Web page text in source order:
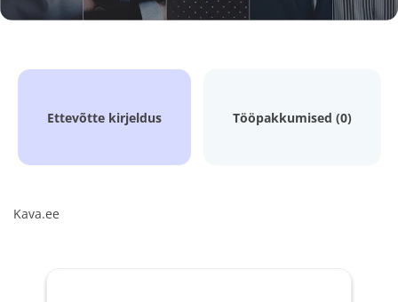
Ettevõtte kirjeldus Tööpakkumised (0)
Kava.ee